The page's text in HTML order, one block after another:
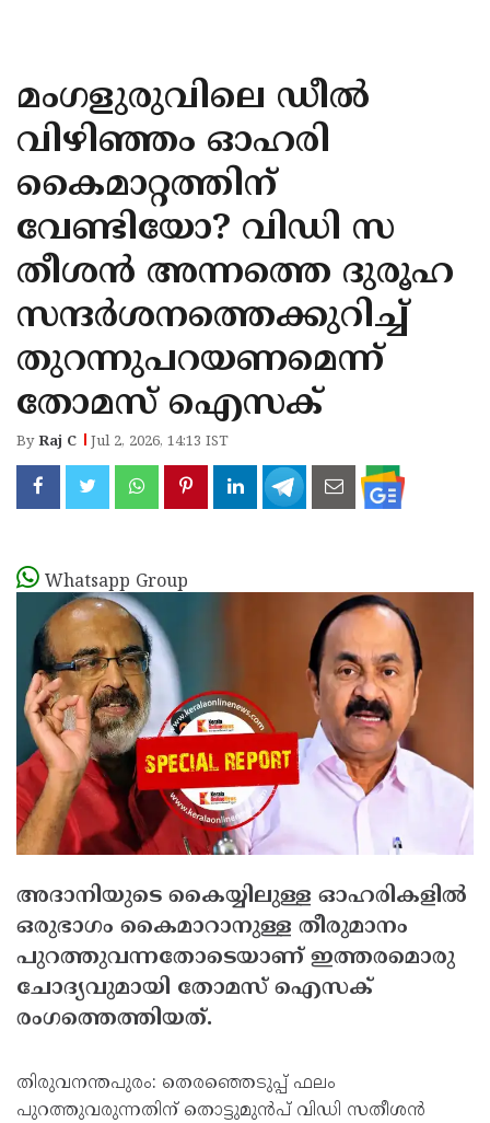
KANNUR
KASARAGOD
മംഗളുരുവിലെ ഡീല്‍
വിഴിഞ്ഞം ഓഹരി
കൈമാറ്റത്തിന്
വേണ്ടിയോ? വിഡി സ
തീശന്‍ അന്നത്തെ ദുരൂഹ
സന്ദര്‍ശനത്തെക്കുറിച്ച്
തുറന്നുപറയണമെന്ന്
തോമസ് ഐസക്
ByRaj C Jul 2, 2026, 14:13 IST
Whatsapp Group
അദാനിയുടെ കൈയ്യിലുള്ള ഓഹരികളില്‍
ഒരുഭാഗം കൈമാറാനുള്ള തീരുമാനം
പുറത്തുവന്നതോടെയാണ് ഇത്തരമൊരു
ചോദ്യവുമായി തോമസ് ഐസക്
രംഗത്തെത്തിയത്.
തിരുവനന്തപുരം: തെരഞ്ഞെടുപ്പ് ഫലം
പുറത്തുവരുന്നതിന് തൊട്ടുമുന്‍പ് വിഡി സതീശന്‍